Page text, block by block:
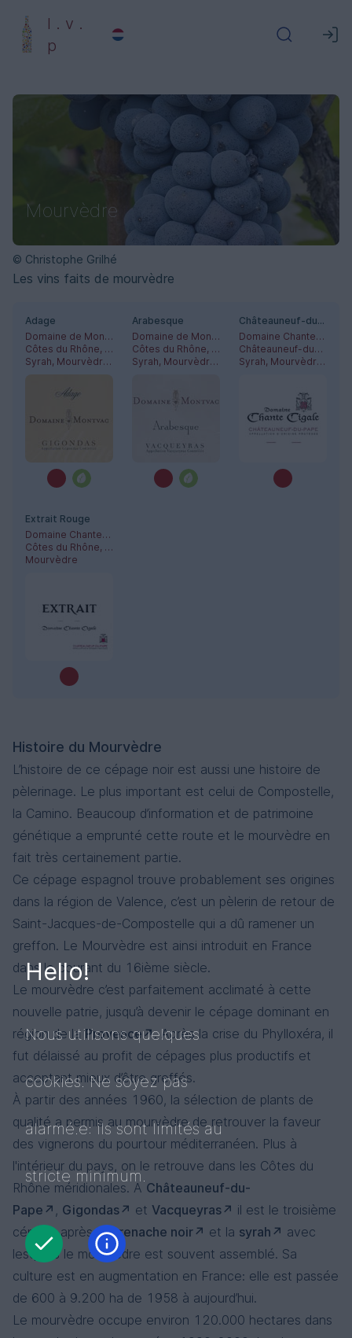
l . v .
p
Mourvèdre
© Christophe Grilhé
Histoire du Mourvèdre
L’histoire de ce cépage noir est aussi une histoire de
pèlerinage. Le plus important est celui de Compostelle,
la Camino. Beaucoup d’information et de patrimoine
génétique a emprunté cette route et le mourvèdre en
fait très certainement partie.
Ce cépage espagnol trouve probablement ses origines
dans la région de Valence, c’est un pèlerin de retour de
Saint-Jacques-de-Compostelle qui a dû ramener un
greffon. Le Mourvèdre est ainsi introduit en France
dans le courant du 16ième siècle.
Le mourvèdre c’est parfaitement acclimaté à cette
nouvelle patrie, jusqu’à devenir le cépage dominant en
région de laProvence
. Après la crise du Phylloxéra, il
fut délaissé au profit de cépages plus productifs et
acceptant mieux d’être greffés.
À partir des années 1960, la sélection de plants de
qualité a permis au mourvèdre de retrouver la faveur
des vignerons du pourtour méditerranéen. Plus à
l'intérieur du pays, on le retrouve dans les Côtes du
Rhône méridionales. A Châteauneuf-du-
Pape
, Gigondas et Vacqueyras
il est le troisième
cépage après legrenache noir et la syrah
avec
lesquels le mourvèdre est souvent assemblé. Sa
culture est en augmentation en France: elle est passée
de 600 à 9.200 ha de 1958 à aujourd’hui.
Le mourvèdre occupe environ 120.000 hectares dans
Les vins faits de mourvèdre
Adage
Domaine de Montvac
Côtes du Rhône, Gigondas
Syrah, Mourvèdre, Grenache Noir
Arabesque
Domaine de Montvac
Côtes du Rhône, Vacqueyras
Syrah, Mourvèdre, Grenache Noir
Châteauneuf-du-Pape Rouge
Domaine Chante-Cigale
Châteauneuf-du-Pape, Côtes du Rhône
Syrah, Mourvèdre, Cinsault, Grenache Noir
Extrait Rouge
Domaine Chante-Cigale
Côtes du Rhône, Châteauneuf-du-Pape
Mourvèdre
Hello!
Nous utilisons quelques
cookies. Ne soyez pas
alarmé.e: ils sont limités au
stricte minimum.